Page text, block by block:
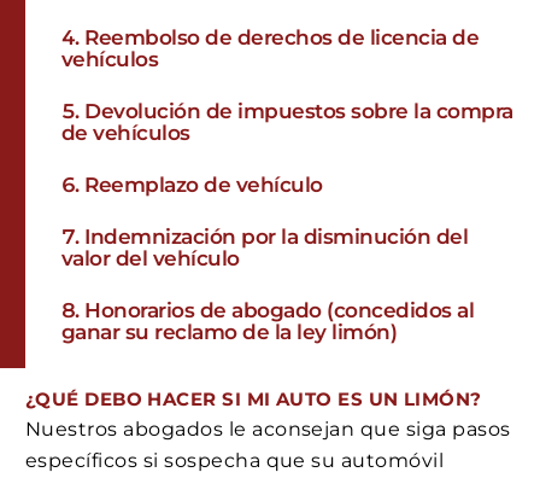
Reembolso de derechos de licencia de
vehículos
Devolución de impuestos sobre la compra
de vehículos
Reemplazo de vehículo
Indemnización por la disminución del
valor del vehículo
Honorarios de abogado (concedidos al
ganar su reclamo de la ley limón)
¿QUÉ DEBO HACER SI MI AUTO ES UN LIMÓN?
Nuestros abogados le aconsejan que siga pasos
específicos si sospecha que su automóvil